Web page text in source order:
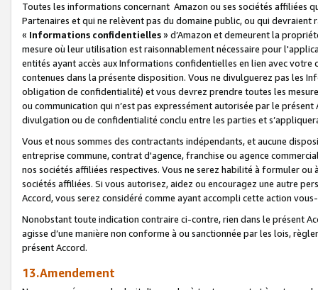
Toutes les informations concernant Amazon ou ses sociétés affiliées
Partenaires et qui ne relèvent pas du domaine public, ou qui
« Informations confidentielles» d’Amazon et demeurent la
mesure où leur utilisation est raisonnablement nécessaire pour
entités ayant accès aux Informations confidentielles en lien avec
contenues dans la présente disposition. Vous ne divulguerez pas les
obligation de confidentialité) et vous devrez prendre toutes les
ou communication qui n’est pas expressément autorisée par le
divulgation ou de confidentialité conclu entre les parties et
Vous et nous sommes des contractants indépendants, et aucune
entreprise commune, contrat d'agence, franchise ou agence
nos sociétés affiliées respectives. Vous ne serez habilité à formuler
sociétés affiliées. Si vous autorisez, aidez ou encouragez une autre
Accord, vous serez considéré comme ayant accompli cette action
Nonobstant toute indication contraire ci-contre, rien dans le présent
agisse d’une manière non conforme à ou sanctionnée par les lois,
présent Accord.
13.Amendement